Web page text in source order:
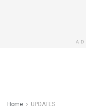
Home UPDATES